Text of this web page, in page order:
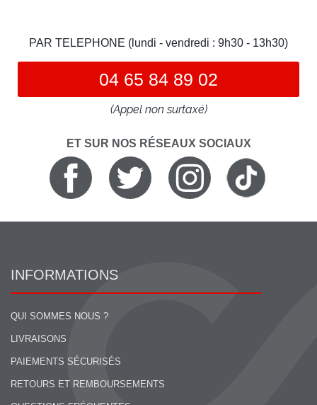
PAR TELEPHONE (lundi - vendredi : 9h30 - 13h30)
04 65 84 89 02
(Appel non surtaxé)
ET SUR NOS RÉSEAUX SOCIAUX
INFORMATIONS
QUI SOMMES NOUS ?
LIVRAISONS
PAIEMENTS SÉCURISÉS
RETOURS ET REMBOURSEMENTS